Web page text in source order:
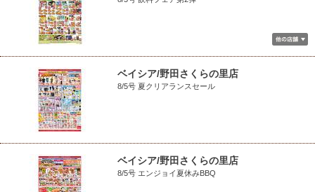
ベイシア/野田さくらの里店
8/5号 夏クリアランスセール
ベイシア/野田さくらの里店
8/5号 エンジョイ夏休みBBQ